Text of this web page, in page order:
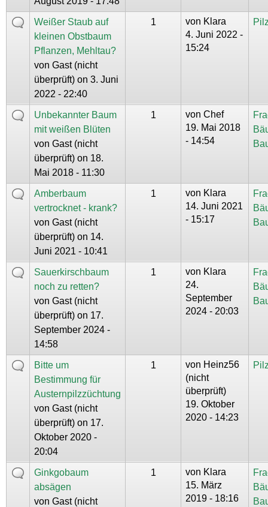
Weißer Staub auf
kleinen Obstbaum
Pflanzen, Mehltau?
von Gast (nicht
überprüft) on 3. Juni
2022 - 22:40
1 von Klara
4. Juni 2022 -
15:24
Unbekannter Baum
mit weißen Blüten
von Gast (nicht
überprüft) on 18.
Mai 2018 - 11:30
1 von Chef
19. Mai 2018
- 14:54
Amberbaum
vertrocknet - krank?
von Gast (nicht
überprüft) on 14.
Juni 2021 - 10:41
1 von Klara
14. Juni 2021
- 15:17
Sauerkirschbaum
noch zu retten?
von Gast (nicht
überprüft) on 17.
September 2024 -
14:58
1 von Klara
24.
September
2024 - 20:03
Bitte um
Bestimmung für
Austernpilzzüchtung
von Gast (nicht
überprüft) on 17.
Oktober 2020 -
20:04
1 von Heinz56
(nicht
überprüft)
19. Oktober
2020 - 14:23
Ginkgobaum
absägen
von Gast (nicht
1 von Klara
15. März
2019 - 18:16